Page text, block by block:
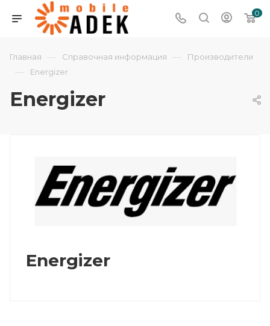
0
Главная — Справочная информация — Производители
— Energizer
Energizer
Energizer